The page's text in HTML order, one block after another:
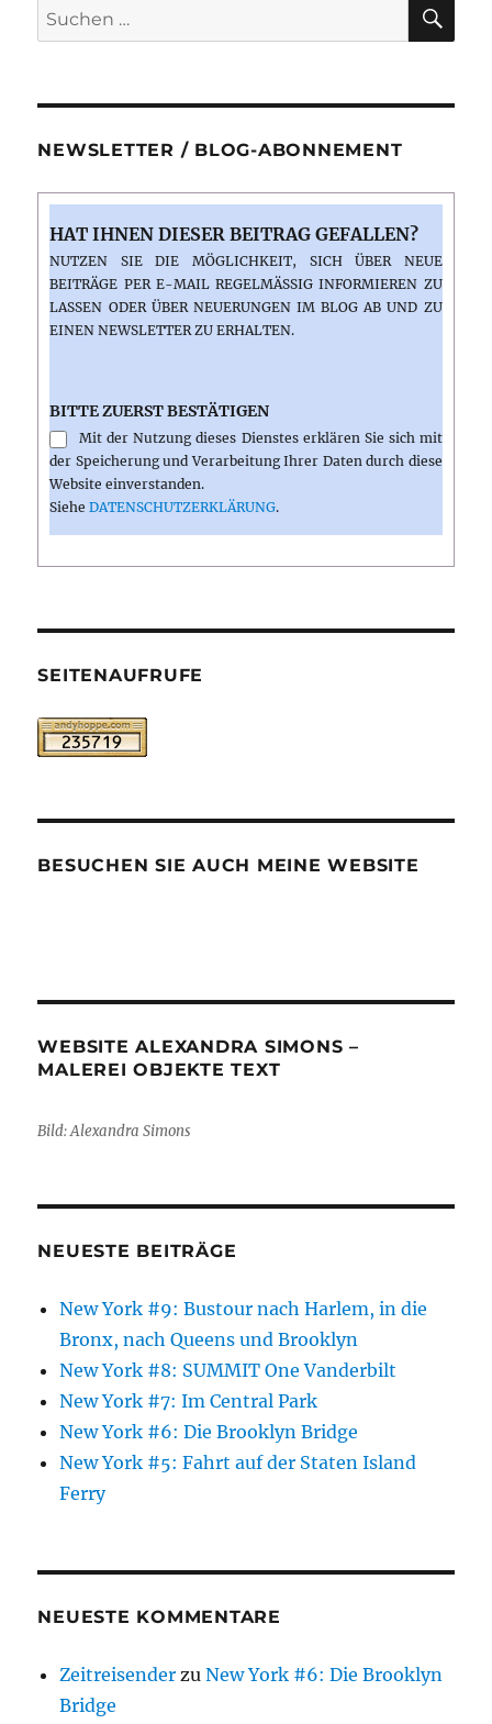
Flor”
Suchen
nach:
NEWSLETTER / BLOG-ABONNEMENT
HAT IHNEN DIESER BEITRAG GEFALLEN?
NUTZEN SIE DIE MÖGLICHKEIT, SICH ÜBER NEUE
BEITRÄGE PER E-MAIL REGELMÄSSIG INFORMIEREN ZU L
ASSEN ODER ÜBER NEUERUNGEN IM BLOG AB UND ZU E
INEN NEWSLETTER ZU ERHALTEN.
BITTE ZUERST BESTÄTIGEN
Mit der Nutzung dieses Dienstes erklären Sie sich mit
der Speicherung und Verarbeitung Ihrer Daten durch diese
Website einverstanden.
SieheDATENSCHUTZERKLÄRUNG.
SEITENAUFRUFE
BESUCHEN SIE AUCH MEINE WEBSITE
WEBSITE ALEXANDRA SIMONS –
MALEREI OBJEKTE TEXT
Bild: Alexandra Simons
NEUESTE BEITRÄGE
New York #9: Bustour nach Harlem, in die
Bronx, nach Queens und Brooklyn
New York #8: SUMMIT One Vanderbilt
New York #7: Im Central Park
New York #6: Die Brooklyn Bridge
New York #5: Fahrt auf der Staten Island
Ferry
NEUESTE KOMMENTARE
Zeitreisender zuNew York #6: Die Brooklyn
Bridge